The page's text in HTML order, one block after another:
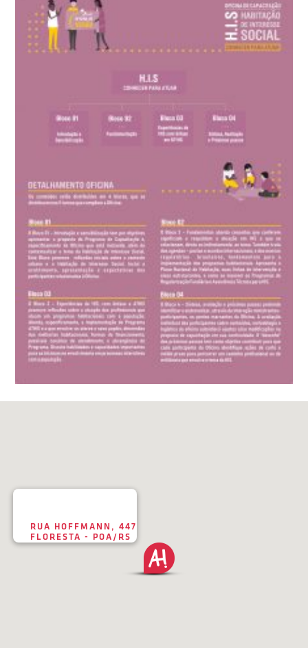
RUA HOFFMANN, 447
FLORESTA - POA/RS